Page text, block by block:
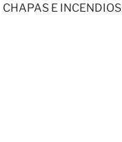
CHAPAS E INCENDIOS